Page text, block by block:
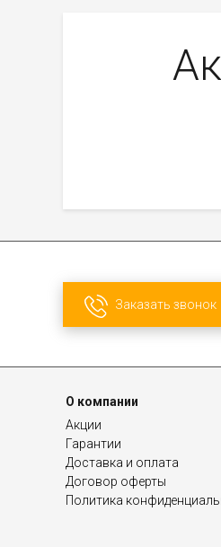
Заказать звонок
О компании
Акции
Гарантии
Доставка и оплата
Договор оферты
Политика